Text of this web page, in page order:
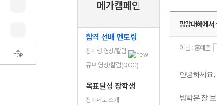
TOP
메가캠페인
합격 선배 멘토링
장학생 영상/칼럼
큐브 영상/칼럼(QCC)
목표달성 장학생
장학제도 소개
망망대해에서
이름 : 홍예준
안녕하세요,
방학은 잘